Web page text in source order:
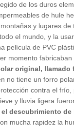
de los duros
de hule
y lugares
el mundo, y la
película de PVC
momento
original,
no tiene un forro
contra el
y lluvia ligera
el descubrimiento de
mucha rapidez la